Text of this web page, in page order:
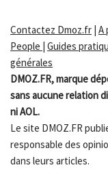
Contactez Dmoz.fr | A
People | Guides
générales
DMOZ.FR, marque
sans aucune relation
ni AOL.
Le site DMOZ.FR
responsable des
dans leurs articles.